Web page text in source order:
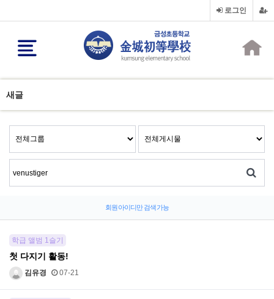
로그인
새글
회원 아이디만 검색 가능
학급 앨범 1슬기
첫 다지기 활동!
김유경 07-21